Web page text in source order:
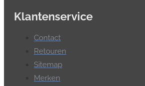
Klantenservice
Contact
Retouren
Sitemap
Merken